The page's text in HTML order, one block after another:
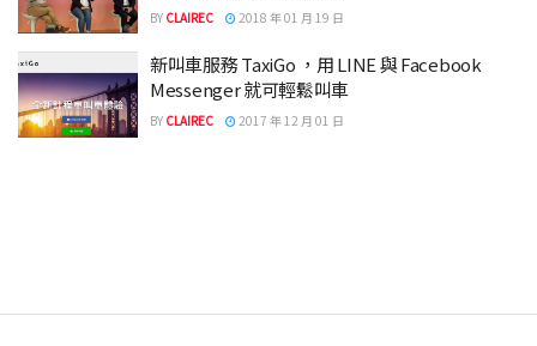
BY CLAIREC 2018 年 01 月 19 日
新叫車服務 TaxiGo ，用 LINE 與 Facebook
Messenger 就可輕鬆叫車
BY CLAIREC 2017 年 12 月 01 日